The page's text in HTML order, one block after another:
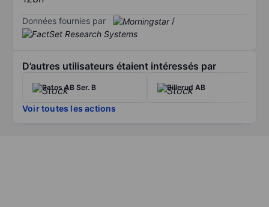
Données fournies par /
D’autres utilisateurs étaient intéressés par
Ratos AB Ser. B Billerud AB
Voir toutes les actions